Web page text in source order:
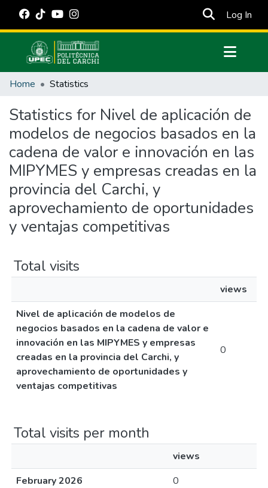
Log In
Communities & Collections
Estadísticas Externas
Manuales
Home Statistics
Statistics for Nivel de aplicación de
modelos de negocios basados en la
cadena de valor e innovación en las
MIPYMES y empresas creadas en la
provincia del Carchi, y
aprovechamiento de oportunidades
y ventajas competitivas
Total visits
views
Nivel de aplicación de modelos de
negocios basados en la cadena de valor e
innovación en las MIPYMES y empresas
creadas en la provincia del Carchi, y
aprovechamiento de oportunidades y
ventajas competitivas
0
Total visits per month
views
February 2026
0